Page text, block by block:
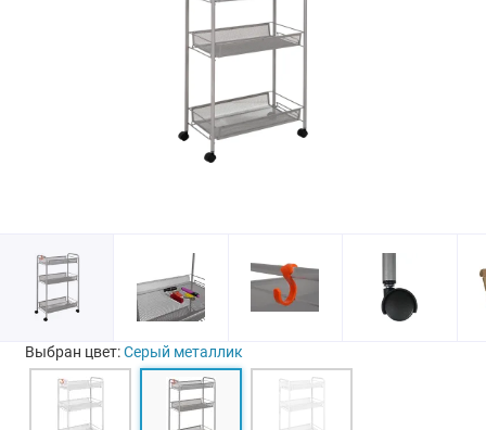
Выбран цвет:Серый металлик